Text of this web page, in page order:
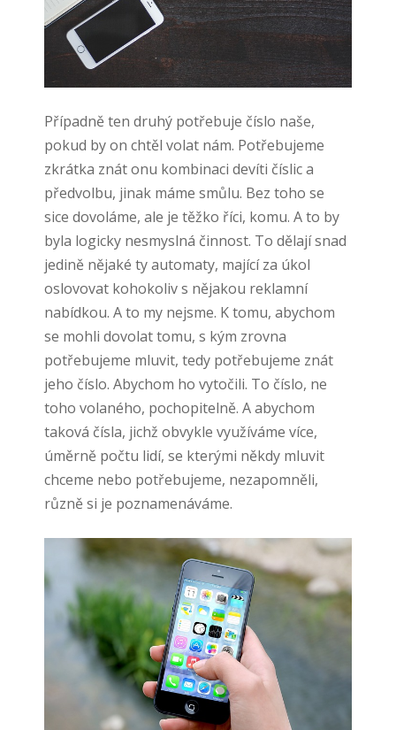
Případně ten druhý potřebuje číslo naše,
pokud by on chtěl volat nám. Potřebujeme
zkrátka znát onu kombinaci devíti číslic a
předvolbu, jinak máme smůlu. Bez toho se
sice dovoláme, ale je těžko říci, komu. A to by
byla logicky nesmyslná činnost. To dělají snad
jedině nějaké ty automaty, mající za úkol
oslovovat kohokoliv s nějakou reklamní
nabídkou. A to my nejsme. K tomu, abychom
se mohli dovolat tomu, s kým zrovna
potřebujeme mluvit, tedy potřebujeme znát
jeho číslo. Abychom ho vytočili. To číslo, ne
toho volaného, pochopitelně. A abychom
taková čísla, jichž obvykle využíváme více,
úměrně počtu lidí, se kterými někdy mluvit
chceme nebo potřebujeme, nezapomněli,
různě si je poznamenáváme.